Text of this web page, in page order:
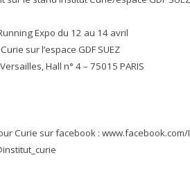
Expo du 12 au 14 avril
sur l’espace GDF SUEZ
Hall n° 4 – 75015 PARIS
Curie sur facebook :